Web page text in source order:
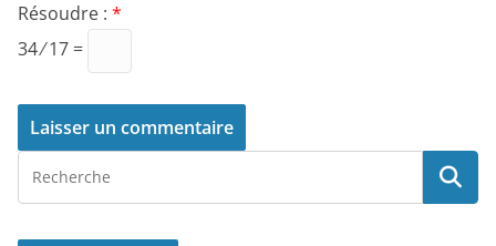
Résoudre : *
34 ⁄ 17 =